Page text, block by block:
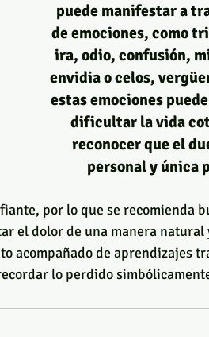
puede manifestar a
de emociones, como
ira, odio, confusión,
envidia o celos,
estas emociones
dificultar la vida
reconocer que el
personal y única
por lo que se recomienda
el dolor de una manera natural
acompañado de aprendizajes
lo perdido